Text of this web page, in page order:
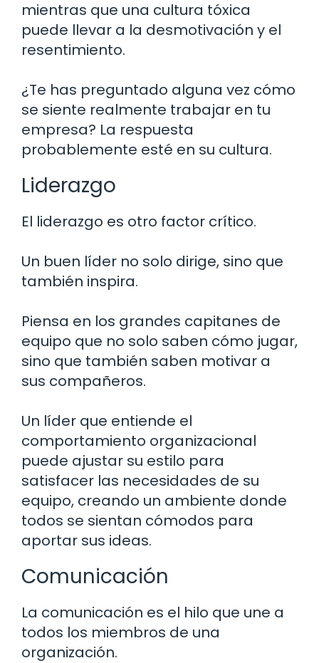
mientras que una cultura tóxica
puede llevar a la desmotivación y el
resentimiento.
¿Te has preguntado alguna vez cómo
se siente realmente trabajar en tu
empresa? La respuesta
probablemente esté en su cultura.
Liderazgo
El liderazgo es otro factor crítico.
Un buen líder no solo dirige, sino que
también inspira.
Piensa en los grandes capitanes de
equipo que no solo saben cómo jugar,
sino que también saben motivar a
sus compañeros.
Un líder que entiende el
comportamiento organizacional
puede ajustar su estilo para
satisfacer las necesidades de su
equipo, creando un ambiente donde
todos se sientan cómodos para
aportar sus ideas.
Comunicación
La comunicación es el hilo que une a
todos los miembros de una
organización.